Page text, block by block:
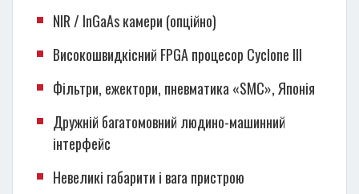
NIR / InGaAs камери (опційно)
Високошвидкісний FPGA процесор Cyclone III
Фільтри, ежектори, пневматика «SMC», Японія
Дружній багатомовний людино-машинний
інтерфейс
Невеликі габарити і вага пристрою